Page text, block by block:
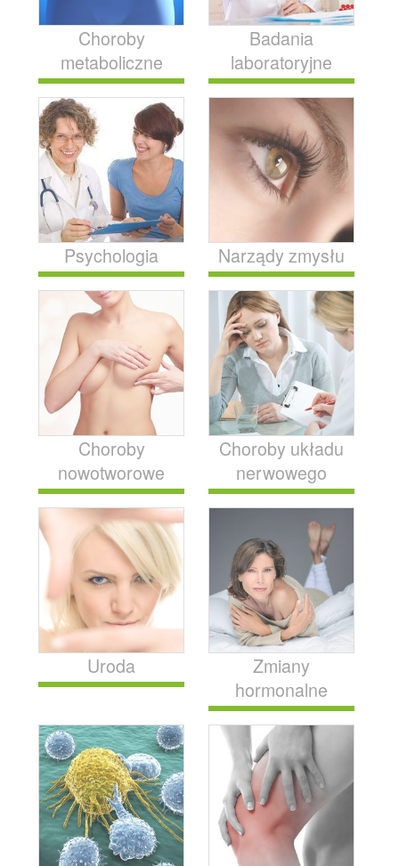
Choroby
metaboliczne
Badania
laboratoryjne
Psychologia Narządy zmysłu
Choroby
nowotworowe
Choroby układu
nerwowego
Uroda
Zmiany
hormonalne